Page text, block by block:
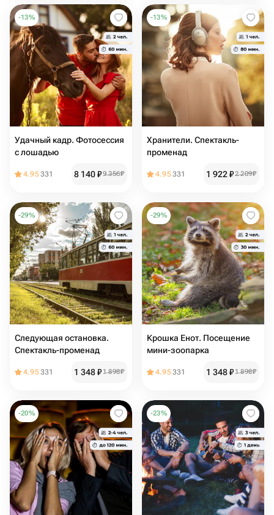
-13%
Удачный кадр. Фотосессия
с лошадью
4.95331 8 140₽9 356₽
-13%
Хранители. Спектакль-
променад
4.95331 1 922₽2 209₽
-29%
Следующая остановка.
Спектакль-променад
4.95331 1 348₽1 898₽
-29%
Крошка Енот. Посещение
мини-зоопарка
4.95331 1 348₽1 898₽
-20% -23%